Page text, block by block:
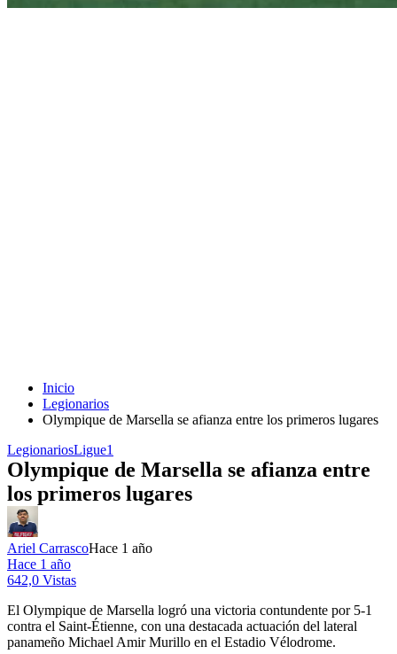
Inicio
Legionarios
Olympique de Marsella se afianza entre los primeros lugares
LegionariosLigue1
Olympique de Marsella se afianza entre
los primeros lugares
Ariel CarrascoHace 1 año
Hace 1 año
642,0 Vistas
El Olympique de Marsella logró una victoria contundente por 5-1
contra el Saint-Étienne, con una destacada actuación del lateral
panameño Michael Amir Murillo en el Estadio Vélodrome.